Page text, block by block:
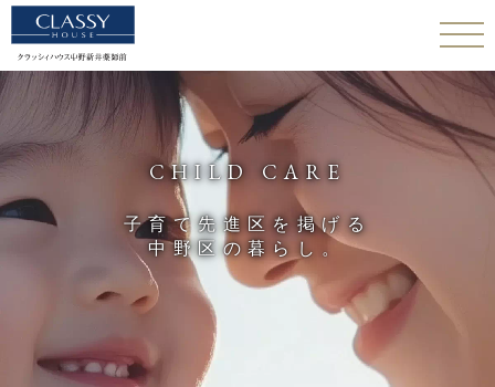
TOP RESIDENCE
OKUNAKANO
LIFESTYLE CHILD CARE
ACCESS PLAN
ZEH QUALITY
CHILD CARE
子育て先進区を掲げる
中野区の暮らし。